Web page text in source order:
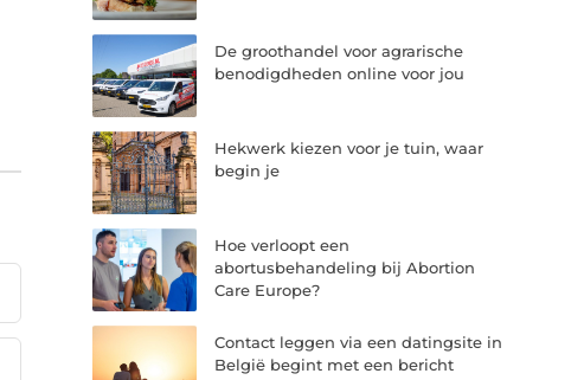
De groothandel voor agrarische
benodigdheden online voor jou
Hekwerk kiezen voor je tuin, waar
begin je
Hoe verloopt een
abortusbehandeling bij Abortion
Care Europe?
Contact leggen via een datingsite in
België begint met een bericht